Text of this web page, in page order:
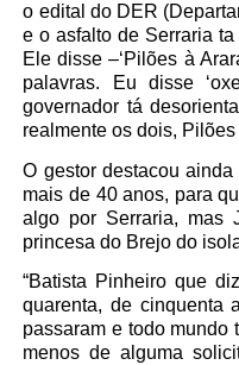
o edital do DER
e o asfalto de Serraria
Ele disse –‘Pilões à
palavras. Eu disse
governador tá
realmente os dois,
O gestor destacou
mais de 40 anos, para
algo por Serraria, mas
princesa do Brejo do
“Batista Pinheiro que
quarenta, de cinquenta
passaram e todo mundo
menos de alguma